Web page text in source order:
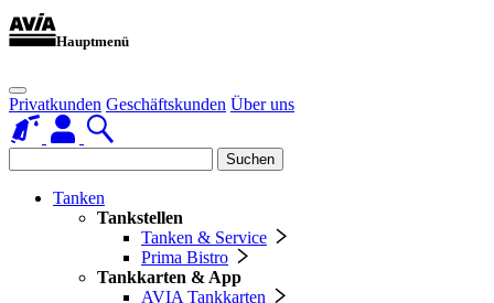
Hauptmenü
Privatkunden Geschäftskunden Über uns
Suchen
Tanken
Tankstellen
Tanken & Service
Prima Bistro
Tankkarten & App
AVIA Tankkarten